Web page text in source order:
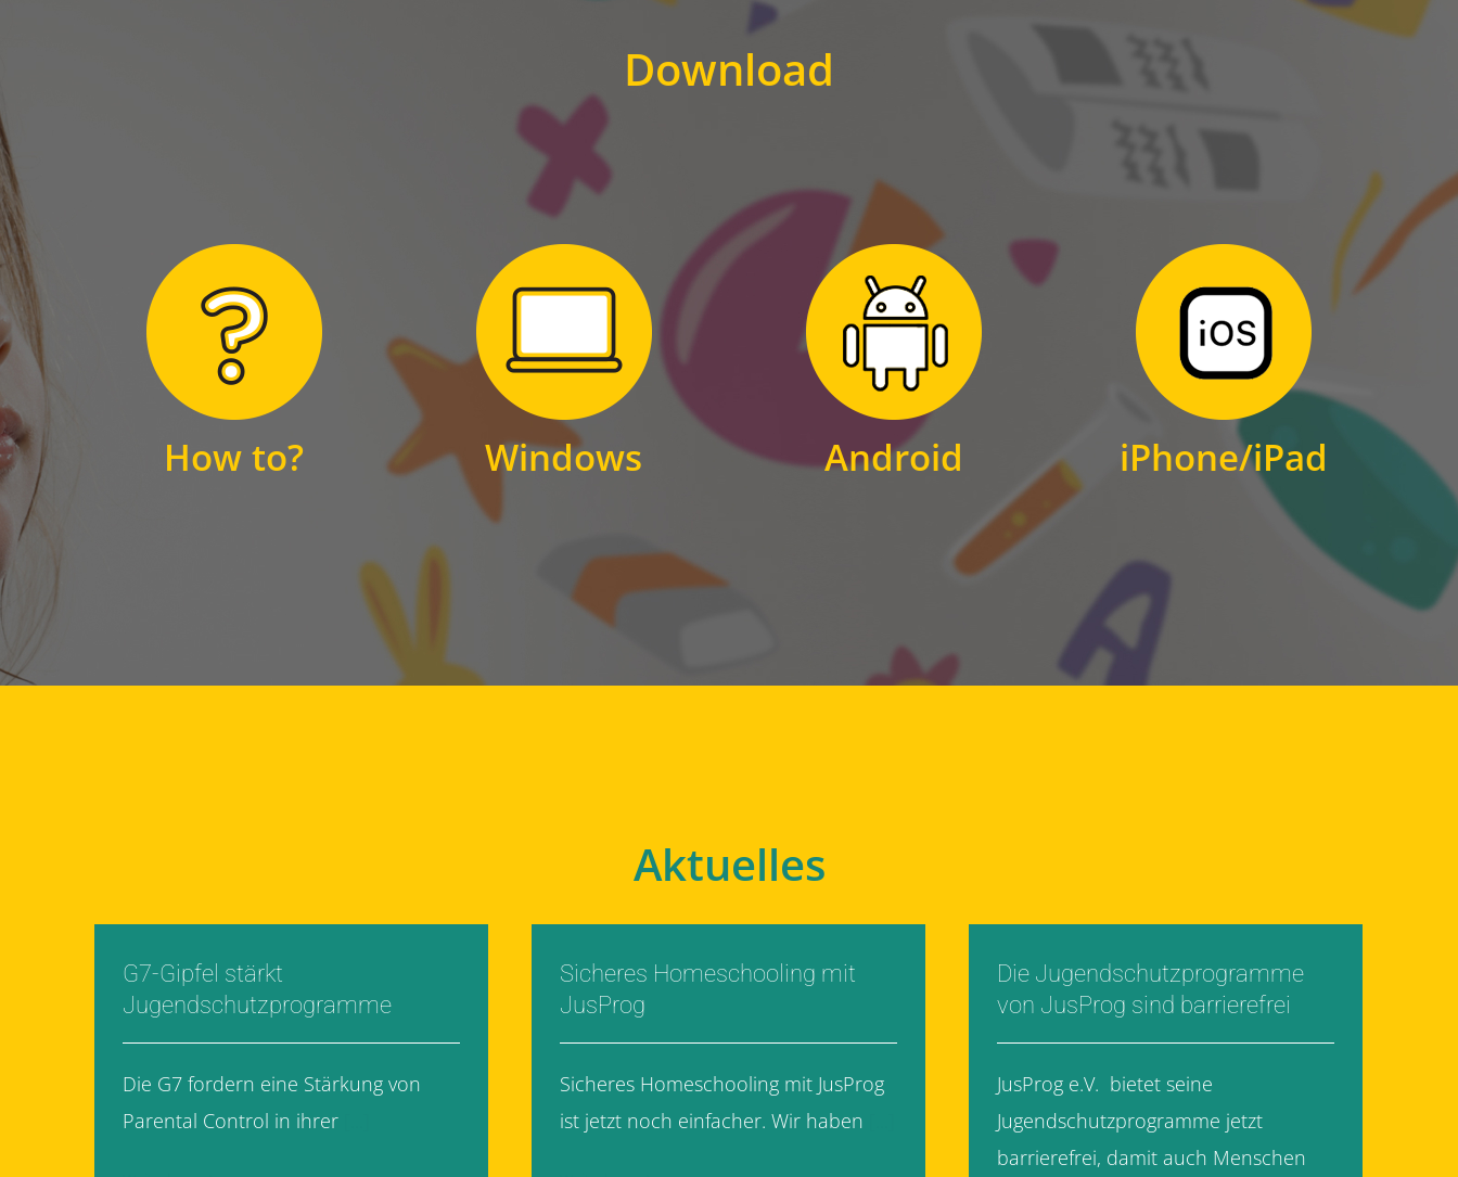
Download
How to?
Hier finden Sie
Windows
Zum Download
für Windows
Android
Zum Download
für Android
iPhone/iPad
Zum Download
für iPhone und iPad
Aktuelles
G7-Gipfel stärkt
Jugendschutzprogramme
Die G7 fordern eine Stärkung von
Parental Control in ihrer
Sicheres Homeschooling mit
JusProg
Sicheres Homeschooling mit JusProg
ist jetzt noch einfacher. Wir haben
Die Jugendschutzprogramme
von JusProg sind barrierefrei
JusProg e.V. bietet seine
Jugendschutzprogramme jetzt
barrierefrei, damit auch Menschen